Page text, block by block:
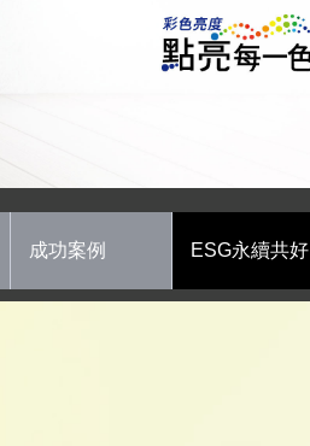
成功案例 ESG永續共好